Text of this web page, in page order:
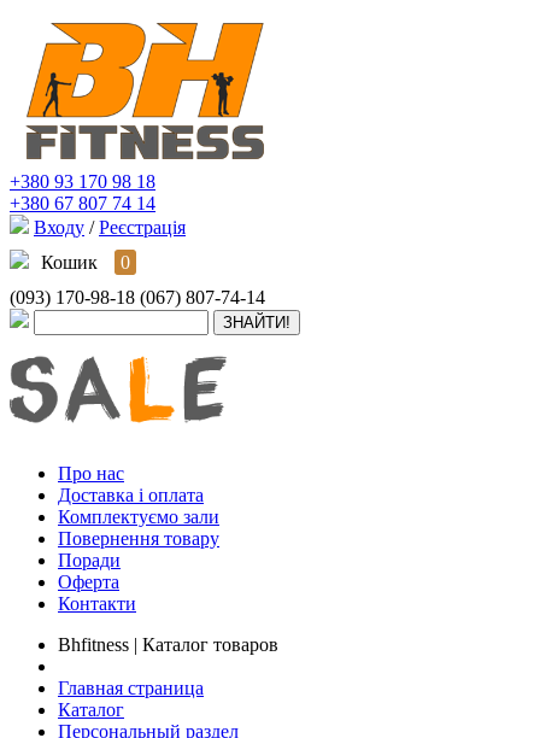
+380 93 170 98 18
+380 67 807 74 14
Входу / Реєстрація
Кошик
0
(093) 170-98-18 (067) 807-74-14
Про нас
Доставка і оплата
Комплектуємо зали
Повернення товару
Поради
Оферта
Контакти
Bhfitness | Каталог товаров
Главная страница
Каталог
Персональный раздел